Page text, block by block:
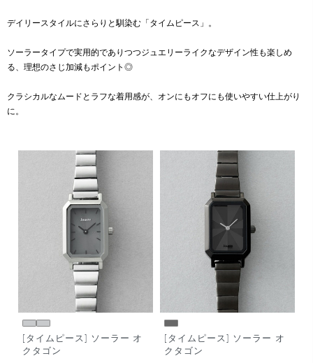
デイリースタイルにさらりと馴染む「タイムピース」。
ソーラータイプで実用的でありつつジュエリーライクなデザイン性も楽しめ
る、理想のさじ加減もポイント◎
クラシカルなムードとラフな着用感が、オンにもオフにも使いやすい仕上がり
に。
[タイムピース] ソーラー オ
クタゴン
[タイムピース] ソーラー オ
クタゴン